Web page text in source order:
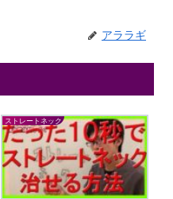
アララギ
ストレートネック